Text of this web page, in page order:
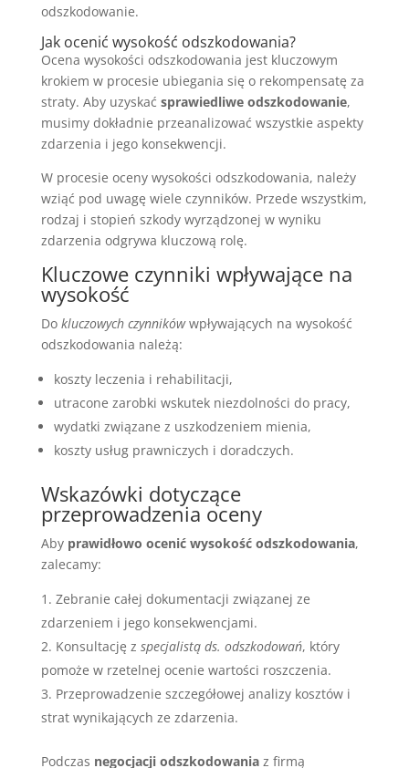
odszkodowanie.
Jak ocenić wysokość odszkodowania?
Ocena wysokości odszkodowania jest kluczowym
krokiem w procesie ubiegania się o rekompensatę za
straty. Aby uzyskać sprawiedliwe odszkodowanie,
musimy dokładnie przeanalizować wszystkie aspekty
zdarzenia i jego konsekwencji.
W procesie oceny wysokości odszkodowania, należy
wziąć pod uwagę wiele czynników. Przede wszystkim,
rodzaj i stopień szkody wyrządzonej w wyniku
zdarzenia odgrywa kluczową rolę.
Kluczowe czynniki wpływające na
wysokość
Do kluczowych czynnikówwpływających na wysokość
odszkodowania należą:
koszty leczenia i rehabilitacji,
utracone zarobki wskutek niezdolności do pracy,
wydatki związane z uszkodzeniem mienia,
koszty usług prawniczych i doradczych.
Wskazówki dotyczące
przeprowadzenia oceny
Aby prawidłowo ocenić wysokość odszkodowania,
zalecamy:
Zebranie całej dokumentacji związanej ze
zdarzeniem i jego konsekwencjami.
Konsultację z specjalistą ds. odszkodowań, który
pomoże w rzetelnej ocenie wartości roszczenia.
Przeprowadzenie szczegółowej analizy kosztów i
strat wynikających ze zdarzenia.
Podczas negocjacji odszkodowaniaz firmą